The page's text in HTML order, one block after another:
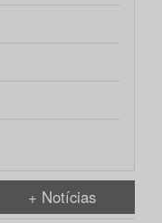
+ Notícias